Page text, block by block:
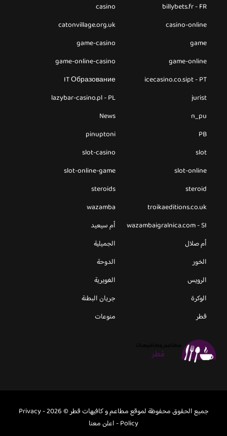
billybets.fr - FR
casino
casino-online
catonvillage.org.uk
game
game-casino
game-online
game-online-casino
icecasino.co.sipt - PT
IT Образование
jurist
lazybar-casino.pl - PL
n_pu
News
PB
pinuptoni
slot
slot-casino
slot-online
slot-online-game
steroid
steroids
troikaeditions.co.uk
wazamba
wazambaigralnica.com - SI
أم سيعيد
أم صلال
الجميلية
الخور
الدوحة
الرويس
الغويرية
الوكرة
جريان البطنة
قطر
منوعات
جميع الحقوق محفوظة لموقع مطاعم و كافيهات قطر © 2026 -
Privacy
Policy
-اعلن معنا